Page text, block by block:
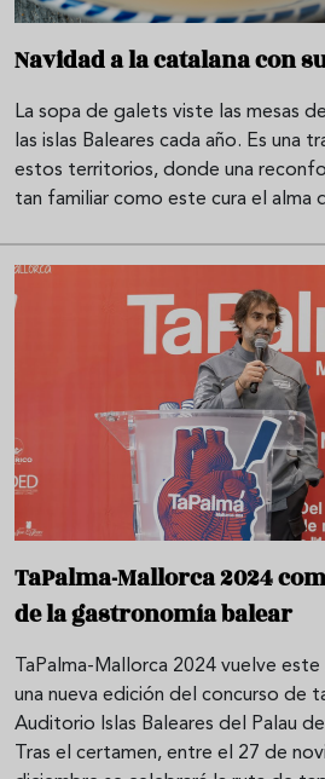
Navidad a la catalana con
La sopa de galets viste las mesas
las islas Baleares cada año. Es una
estos territorios, donde una
tan familiar como este cura el alma
TaPalma-Mallorca 2024
de la gastronomía balear
TaPalma-Mallorca 2024 vuelve
una nueva edición del concurso de
Auditorio Islas Baleares del Palau
Tras el certamen, entre el 27 de